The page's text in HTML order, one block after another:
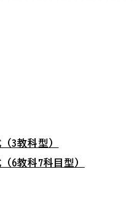
3教科型）
6教科7科目型）